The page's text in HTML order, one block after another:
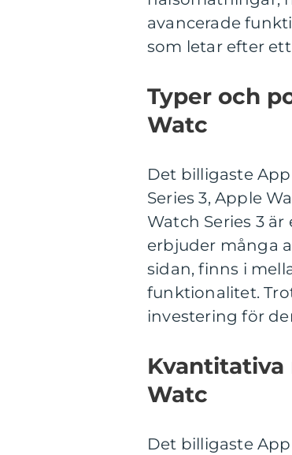
avancerade
som letar efter
Typer och
Watc
Det billigaste
Series 3, Apple
Watch Series 3
erbjuder många
sidan, finns i
funktionalitet.
investering för
Watc
Det billigaste